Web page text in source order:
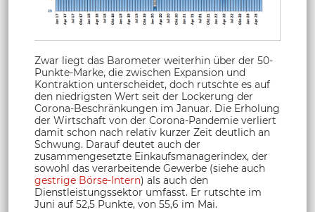
Zwar liegt das Barometer weiterhin über der 50-
Punkte-Marke, die zwischen Expansion und
Kontraktion unterscheidet, doch rutschte es auf
den niedrigsten Wert seit der Lockerung der
Corona-Beschränkungen im Januar. Die Erholung
der Wirtschaft von der Corona-Pandemie verliert
damit schon nach relativ kurzer Zeit deutlich an
Schwung. Darauf deutet auch der
zusammengesetzte Einkaufsmanagerindex, der
sowohl das verarbeitende Gewerbe (siehe auch
gestrige Börse-Intern) als auch den
Dienstleistungssektor umfasst. Er rutschte im
Juni auf 52,5 Punkte, von 55,6 im Mai.